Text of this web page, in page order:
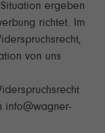
ergeben
richtet. Im
von uns
info@wagner-